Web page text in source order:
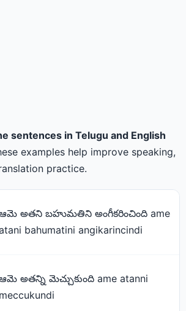
sentences in Telugu and English
examples help improve speaking,
practice.
అతని బహుమతిని అంగీకరించింది ame
bahumatini angikarincindi
అతన్ని మెచ్చుకుంది ame atanni
meccukundi